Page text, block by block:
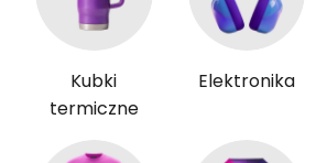
Kubki
termiczne
Elektronika